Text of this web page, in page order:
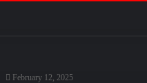
February 12, 2025